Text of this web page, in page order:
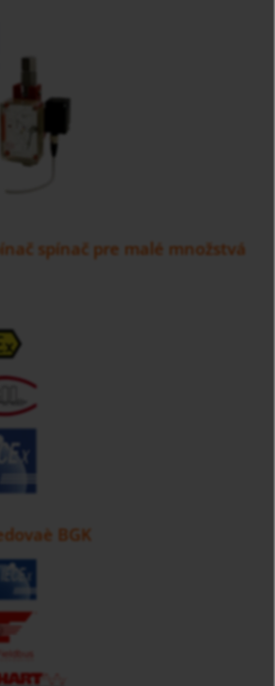
spínač pre malé množstvá
BGK